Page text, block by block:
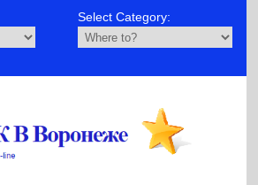
Select Category: